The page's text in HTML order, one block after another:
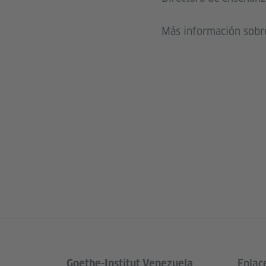
Más información
Goethe-Institut Venezuela